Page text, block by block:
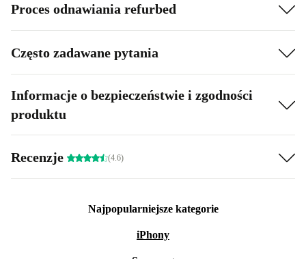
Proces odnawiania refurbed
Często zadawane pytania
Informacje o bezpieczeństwie i zgodności
produktu
Recenzje (4.6)
Najpopularniejsze kategorie
iPhony